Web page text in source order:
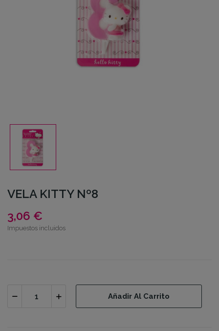
VELA KITTY Nº8
3,06 €
Impuestos incluidos
Añadir Al Carrito